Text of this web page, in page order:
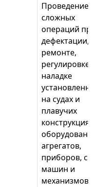
Проведение
сложных
операций
дефектации,
ремонте,
регулировке,
наладке
на судах и
плавучих
конструкциях
агрегатов,
приборов,
машин и
механизмов